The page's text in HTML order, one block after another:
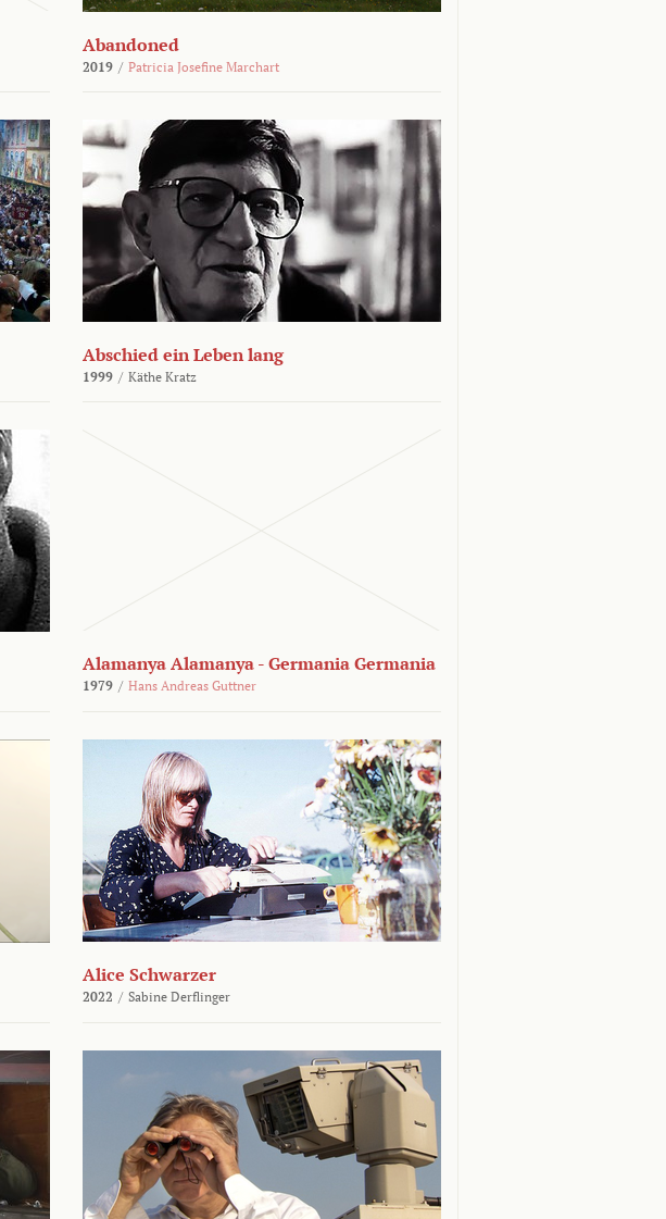
Abandoned
2019 / Patricia Josefine Marchart
Abschied ein Leben lang
1999 / Käthe Kratz
Alamanya Alamanya - Germania Germania
1979 / Hans Andreas Guttner
Alice Schwarzer
2022 / Sabine Derflinger